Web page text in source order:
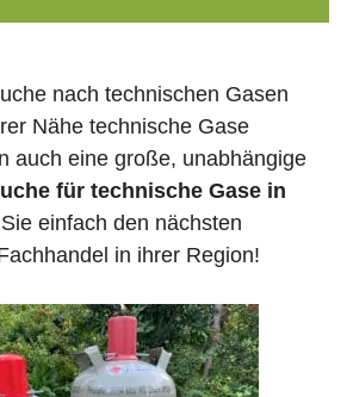
nach technischen Gasen
Nähe technische Gase
auch eine große, unabhängige
für technische Gase in
einfach den nächsten
in ihrer Region!